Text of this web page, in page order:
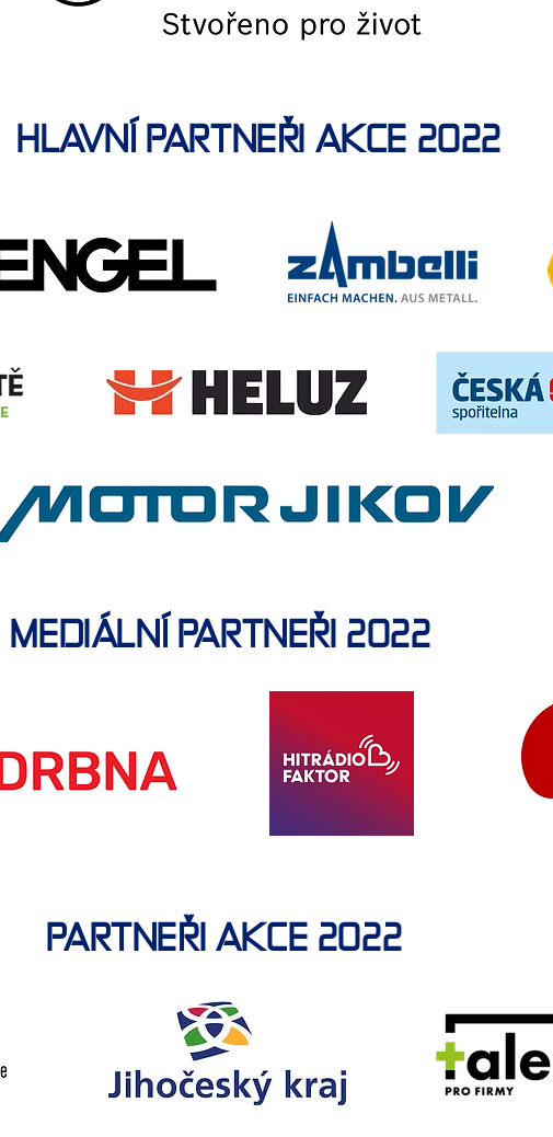
HLAVNÍ PARTNEŘI AKCE 2022
MEDIÁLNÍ PARTNEŘI 2022
PARTNEŘI AKCE 2022